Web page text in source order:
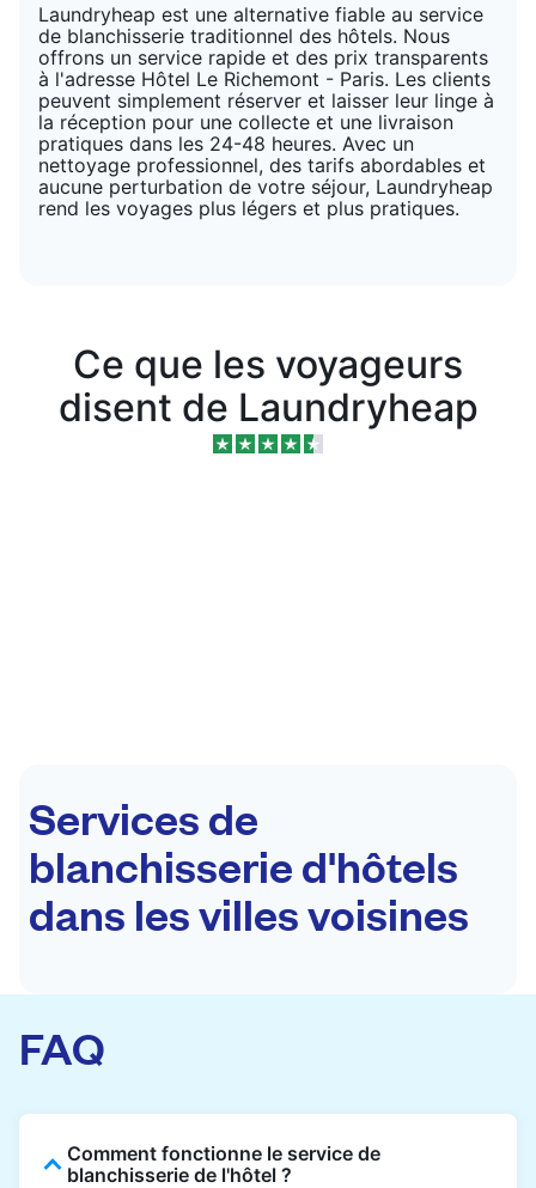
Laundryheap est une alternative fiable au service
de blanchisserie traditionnel des hôtels. Nous
offrons un service rapide et des prix transparents
à l'adresse Hôtel Le Richemont - Paris. Les clients
peuvent simplement réserver et laisser leur linge à
la réception pour une collecte et une livraison
pratiques dans les 24-48 heures. Avec un
nettoyage professionnel, des tarifs abordables et
aucune perturbation de votre séjour, Laundryheap
rend les voyages plus légers et plus pratiques.
Ce que les voyageurs
disent de Laundryheap
Services de
blanchisserie d'hôtels
dans les villes voisines
FAQ
Comment fonctionne le service de
blanchisserie de l'hôtel ?